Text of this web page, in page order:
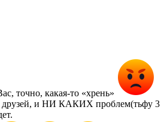
точно, какая-то «хрень»
и НИ КАКИХ проблем(тьфу 3